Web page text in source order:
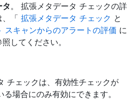
。 拡張メタデータ チェックの詳
、「 拡張メタデータ チェック と
スキャンからのアラートの評価 に
してください。
チェックは、有効性チェックが
場合にのみ有効にできます。